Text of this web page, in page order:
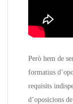
Però hem de
formatius
requisits
d’oposicions